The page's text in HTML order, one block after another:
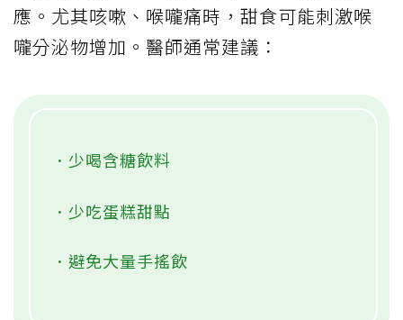
應。尤其咳嗽、喉嚨痛時，甜食可能刺激喉
嚨分泌物增加。醫師通常建議：
．少喝含糖飲料
．少吃蛋糕甜點
．避免大量手搖飲